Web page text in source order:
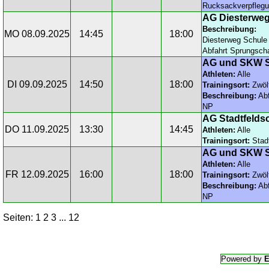
MO 08.09.2025 14:45 18:00
AG
Beschreibung:
Diesterweg
Abfahrt
DI 09.09.2025 14:50 18:00
AG und SKW
Athleten: Alle
Trainingsort:
Beschreibung:
NP
DO 11.09.2025 13:30 14:45
AG
Athleten: Alle
Trainingsort:
FR 12.09.2025 16:00 18:00
AG und SKW
Athleten: Alle
Trainingsort:
Beschreibung:
NP
Seiten: 1 2 3 ... 12
Powered by